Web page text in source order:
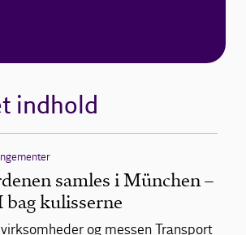
indhold
samles i München –
bag kulisserne
og messen Transport